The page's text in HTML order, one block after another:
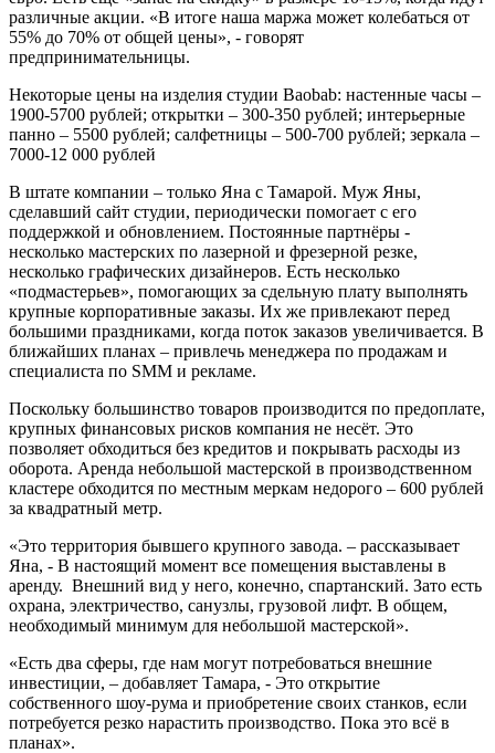
различные акции. «В итоге наша маржа может колебаться от
55% до 70% от общей цены», - говорят
предпринимательницы.
Некоторые цены на изделия студии Baobab: настенные часы –
1900-5700 рублей; открытки – 300-350 рублей; интерьерные
панно – 5500 рублей; салфетницы – 500-700 рублей; зеркала –
7000-12 000 рублей
В штате компании – только Яна с Тамарой. Муж Яны,
сделавший сайт студии, периодически помогает с его
поддержкой и обновлением. Постоянные партнёры -
несколько мастерских по лазерной и фрезерной резке,
несколько графических дизайнеров. Есть несколько
«подмастерьев», помогающих за сдельную плату выполнять
крупные корпоративные заказы. Их же привлекают перед
большими праздниками, когда поток заказов увеличивается. В
ближайших планах – привлечь менеджера по продажам и
специалиста по SMM и рекламе.
Поскольку большинство товаров производится по предоплате,
крупных финансовых рисков компания не несёт. Это
позволяет обходиться без кредитов и покрывать расходы из
оборота. Аренда небольшой мастерской в производственном
кластере обходится по местным меркам недорого – 600 рублей
за квадратный метр.
«Это территория бывшего крупного завода. – рассказывает
Яна, - В настоящий момент все помещения выставлены в
аренду. Внешний вид у него, конечно, спартанский. Зато есть
охрана, электричество, санузлы, грузовой лифт. В общем,
необходимый минимум для небольшой мастерской».
«Есть два сферы, где нам могут потребоваться внешние
инвестиции, – добавляет Тамара, - Это открытие
собственного шоу-рума и приобретение своих станков, если
потребуется резко нарастить производство. Пока это всё в
планах».